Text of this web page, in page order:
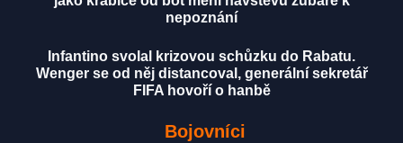
nepoznání
Infantino svolal krizovou schůzku do Rabatu.
Wenger se od něj distancoval, generální sekretář
FIFA hovoří o hanbě
Bojovníci